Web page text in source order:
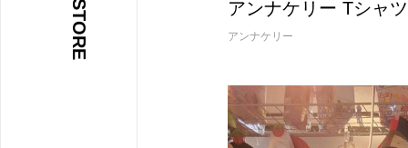
アンナケリー Tシャツ
アンナケリー